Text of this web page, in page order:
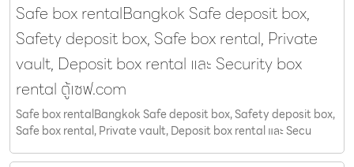
Safe box rentalBangkok Safe deposit box,
Safety deposit box, Safe box rental, Private
vault, Deposit box rental และ Security box
rental ตู้เซฟ.com
Safe box rentalBangkok Safe deposit box, Safety deposit box,
Safe box rental, Private vault, Deposit box rental และ Secu